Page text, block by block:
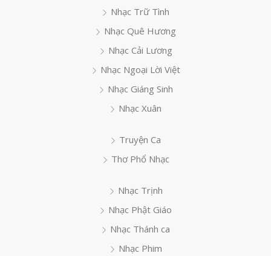
Nhạc Trữ Tình
Nhạc Quê Hương
Nhạc Cải Lương
Nhạc Ngoại Lời Việt
Nhạc Giáng Sinh
Nhạc Xuân
Truyện Ca
Thơ Phổ Nhạc
Nhạc Trịnh
Nhạc Phật Giáo
Nhạc Thánh ca
Nhạc Phim